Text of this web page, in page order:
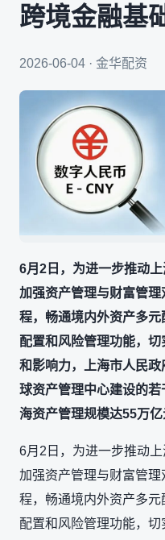
跨境金融基
2026-06-04 · 金华配资
6月2日，为进一步推动上
加强资产管理与财富管
程，畅通境内外资产多
配置和风险管理功能，
和影响力，上海市人民
球资产管理中心建设的
海资产管理规模达55万
6月2日，为进一步推动上
加强资产管理与财富管
程，畅通境内外资产多
配置和风险管理功能，